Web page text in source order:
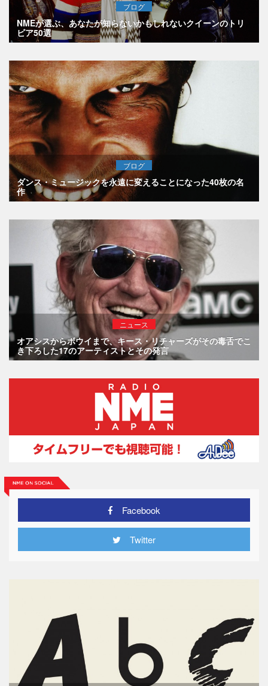
ブログ
NMEが選ぶ、あなたが知らないかもしれないクイーンのトリ
ビア50選
ブログ
ダンス・ミュージックを永遠に変えることになった40枚の名
作
ニュース
オアシスからボウイまで、キース・リチャーズがその毒舌でこ
き下ろした17のアーティストとその発言
Facebook
Twitter